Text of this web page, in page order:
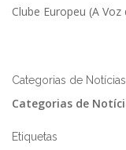
Clube Europeu (A
Categorias de Notícias
Categorias de
Etiquetas